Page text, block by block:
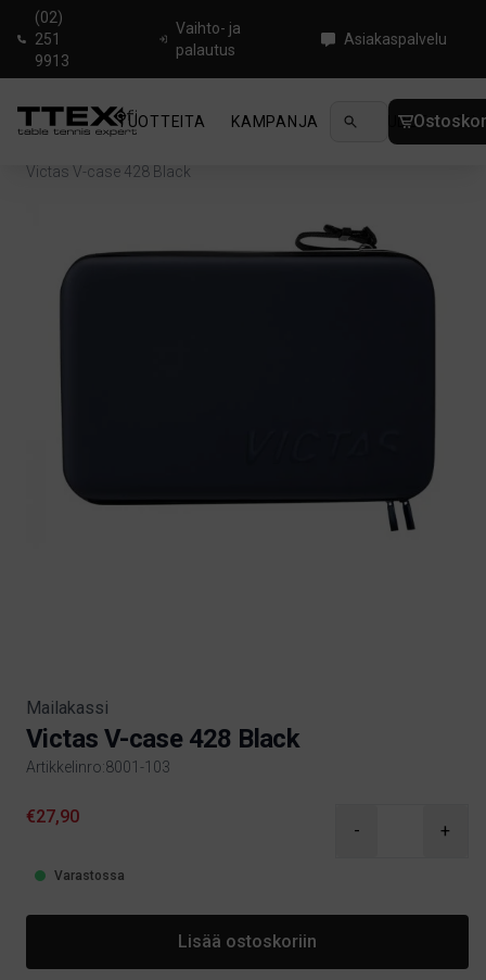
(02)
251
9913
Vaihto- ja
palautus
Asiakaspalvelu
TUOTTEITA KAMPANJA UUTUUDET
Mailalaukku & mailapussi /
Victas V-case 428 Black
Mailakassi
Victas V-case 428 Black
Artikkelinro:8001-103
Product information
€27,90
- +
Varastossa
Lisää ostoskoriin